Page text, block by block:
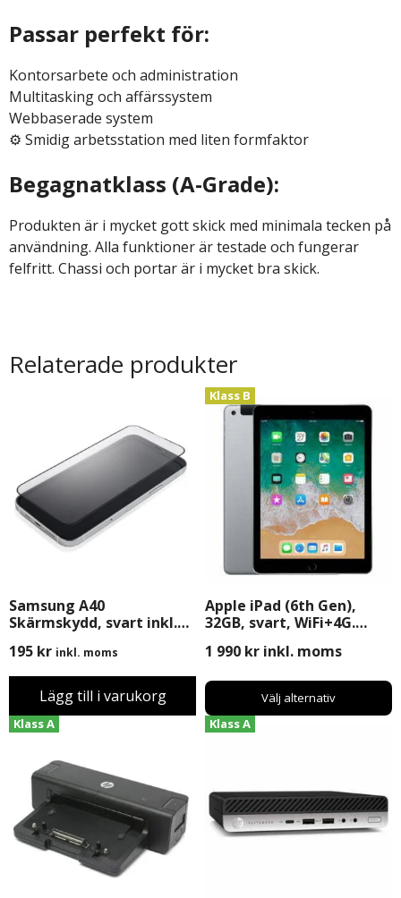
Passar perfekt för:
Kontorsarbete och administration
Multitasking och affärssystem
Webbaserade system
⚙️ Smidig arbetsstation med liten formfaktor
Begagnatklass (A-Grade):
Produkten är i mycket gott skick med minimala tecken på
användning. Alla funktioner är testade och fungerar
felfritt. Chassi och portar är i mycket bra skick.
Relaterade produkter
Samsung A40
Skärmskydd, svart inkl.
195 kr inkl. moms
Lägg till i varukorg
Apple iPad (6th Gen),
32GB, svart, WiFi+4G.
Klass B
1 990 kr inkl. moms
Välj alternativ
Klass A
Klass A